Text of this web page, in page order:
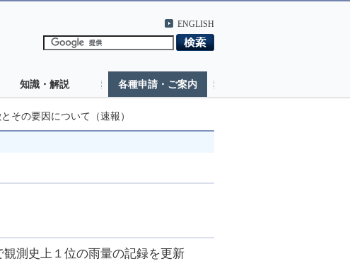
ENGLISH
知識・解説 各種申請・ご案内
その要因について（速報）
測史上１位の雨量の記録を更新